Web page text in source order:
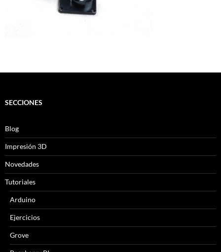
SECCIONES
Blog
Impresión 3D
Novedades
Tutoriales
Arduino
Ejercicios
Grove